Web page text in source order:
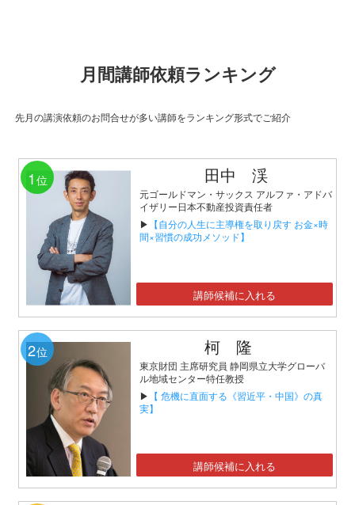
月間講師依頼ランキング
先月の講演依頼のお問合せが多い講師をランキング形式でご紹介
1 位 田中 渓
元ゴールドマン・サックス アルファ・アドバ
イザリー日本不動産投資責任者
▶ 【自分の人生に主導権を取り戻す お金×時
間×習慣の成功メソッド】
講師候補に入れる
2位 柯 隆
東京財団 主席研究員 静岡県立大学グローバ
ル地域センター特任教授
▶ 【 危機に直面する《習近平・中国》の真
実】
講師候補に入れる